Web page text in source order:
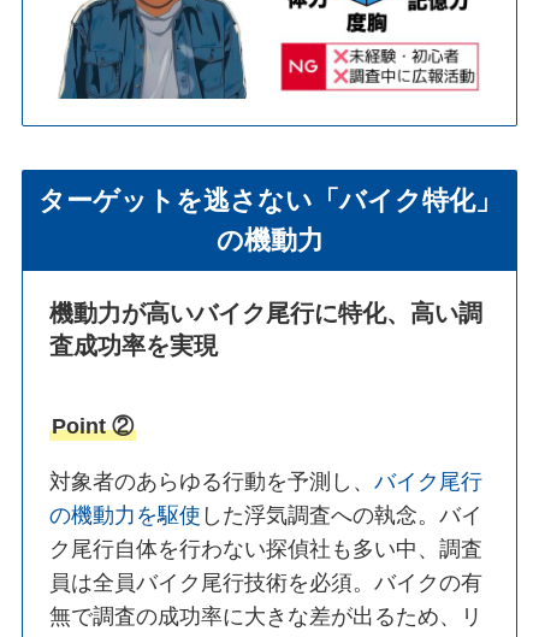
ターゲットを逃さない「バイク特化」
の機動力
機動力が高いバイク尾行に特化、高い調
査成功率を実現
Point ②
対象者のあらゆる行動を予測し、バイク尾行
の機動力を駆使 した浮気調査への執念。バイ
ク尾行自体を行わない探偵社も多い中、調査
員は全員バイク尾行技術を必須。バイクの有
無で調査の成功率に大きな差が出るため、リ